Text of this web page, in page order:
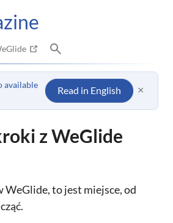
available
Read in English ×
z WeGlide
WeGlide, to jest miejsce, od